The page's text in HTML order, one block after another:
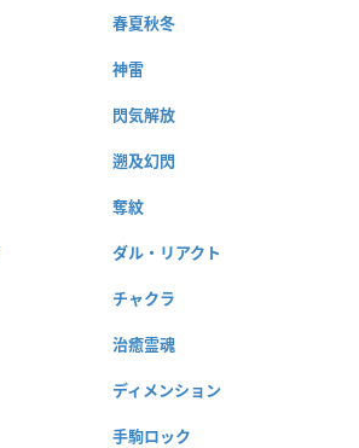
春夏秋冬
神雷
閃気解放
遡及幻閃
奪紋
ダル・リアクト
チャクラ
治癒霊魂
ディメンション
手駒ロック